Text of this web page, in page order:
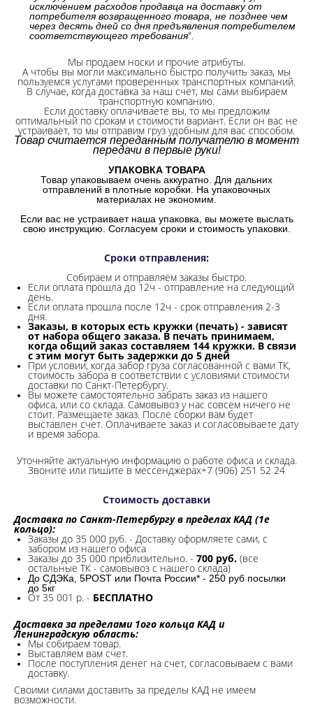
исключением расходов продавца на доставку от
потребителя возвращенного товара, не позднее чем
через десять дней со дня предъявления потребителем
соответствующего требования".
Мы продаем носки и прочие атрибуты.
А чтобы вы могли максимально быстро получить заказ, мы
пользуемся услугами проверенных транспортных компаний.
В случае, когда доставка за наш счет, мы сами выбираем
транспортную компанию.
Если доставку оплачиваете вы, то мы предложим
оптимальный по срокам и стоимости вариант. Если он вас не
устраивает, то мы отправим груз удобным для вас способом.
Товар считается переданным получателю в момент
передачи в первые руки!
УПАКОВКА ТОВАРА
Товар упаковываем очень аккуратно. Для дальних
отправлений в плотные коробки. На упаковочных
материалах не экономим.
Если вас не устраивает наша упаковка, вы можете выслать
свою инструкцию. Согласуем сроки и стоимость упаковки.
Сроки отправления:
Собираем и отправляем заказы быстро.
Если оплата прошла до 12ч - отправление на следующий
день.
Если оплата прошла после 12ч - срок отправления 2-3
дня.
Заказы, в которых есть кружки (печать) - зависят
от набора общего заказа. В печать принимаем,
когда общий заказ составляем 144 кружки. В связи
с этим могут быть задержки до 5 дней
При условии, когда забор груза согласованной с вами ТК,
стоимость забора в соответствии с условиями стоимости
доставки по Санкт-Петербургу.
Вы можете самостоятельно забрать заказ из нашего
офиса, или со склада. Самовывоз у нас совсем ничего не
стоит. Размещаете заказ. После сборки вам будет
выставлен счет. Оплачиваете заказ и согласовываете дату
и время забора.
Уточняйте актуальную информацию о работе офиса и склада.
Звоните или пишите в мессенджерах+7 (906) 251 52 24
Стоимость доставки
Доставка по Санкт-Петербургу в пределах КАД (1е
кольцо):
Заказы до 35 000 руб. - Доставку оформляете сами, с
забором из нашего офиса
Заказы до 35 000 приблизительно. - 700 руб. (все
остальные ТК - самовывоз с нашего склада)
До СДЭКа, 5POST или Почта России* - 250 руб посылки
до 5кг
От 35 001 р. - БЕСПЛАТНО
Доставка за пределами 1ого кольца КАД и
Ленинградскую область:
Мы собираем товар.
Выставляем вам счет.
После поступления денег на счет, согласовываем с вами
доставку.
Своими силами доставить за пределы КАД не имеем
возможности.​